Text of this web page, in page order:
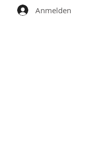
Anmelden